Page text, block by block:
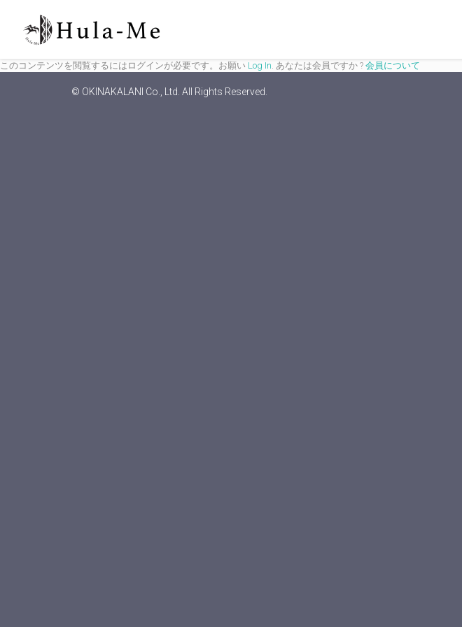
このコンテンツを閲覧するにはログインが必要です。お願い Log In. あなたは会員ですか ? 会員について
© OKINAKALANI Co., Ltd. All Rights Reserved.